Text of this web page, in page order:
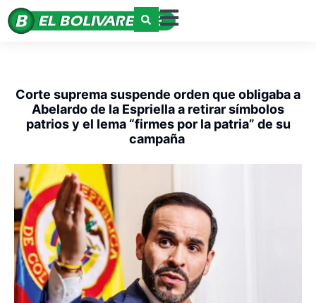
Corte suprema suspende orden que obligaba a
Abelardo de la Espriella a retirar símbolos
patrios y el lema “firmes por la patria” de su
campaña